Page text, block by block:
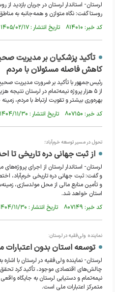
لرستان- استاندار لرستان در جریان بازدید
روستا گفت: نگاه متوازن و همه‌جانبه به
کد خبر: ۸۱۴۰۱۰ تاریخ انتشار : ۱۴۰۵/۰۲/۱۷
تأکید پزشکیان بر مدیریت
کاهش فاصله مسئولان با مردم
رئیس‌جمهور با تأکید بر ضرورت مدیریت
از ۵ هزار پروژه نیمه‌تمام در لرستان
بهره‌وری بیشتر و تقویت ارتباط با مردم،
کد خبر: ۸۰۷۱۵۰ تاریخ انتشار : ۱۴۰۴/۱۱/۳۰
تحول در مسیر توسعه خرم‌آباد؛
از ثبت جهانی دره تاریخی تا
لرستان- استاندار لرستان از اجرای
و گفت: ثبت جهانی دره تاریخی خرم‌آباد،
و تأمین منابع مالی از محل مولدسازی،
استان خواهد شد.
کد خبر: ۸۰۷۱۴۹ تاریخ انتشار : ۱۴۰۴/۱۱/۳۰
نماینده ولی‌فقیه در لرستان:
توسعه استان بدون
لرستان- نماینده ولی‌فقیه در لرستان با
چالش‌های اقتصادی موجود، تأکید کرد تحقق
نیمه‌تمام و دستیابی لرستان به جایگاه
متمرکز اعتبارات ملی است.